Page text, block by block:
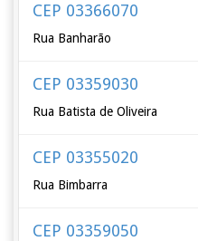
CEP 03366070
Rua Banharão
CEP 03359030
Rua Batista de Oliveira
CEP 03355020
Rua Bimbarra
CEP 03359050